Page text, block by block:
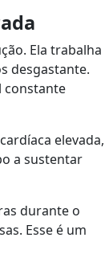
Ela trabalha
desgastante.
constante
elevada,
a sustentar
durante o
Esse é um